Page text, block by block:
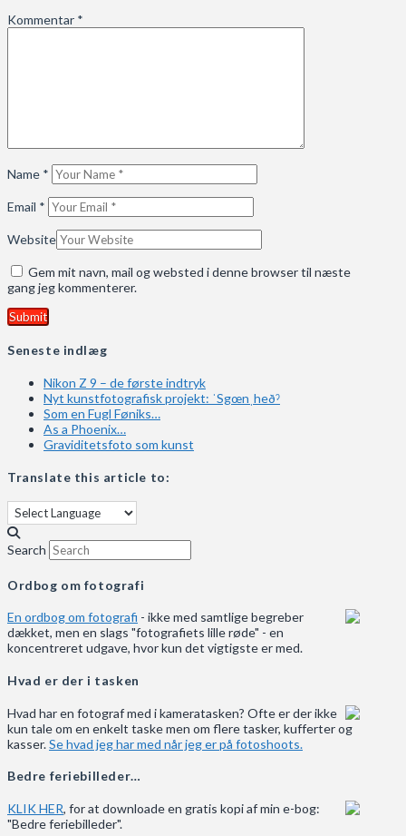
Kommentar *
Name *
Email *
Website
Gem mit navn, mail og websted i denne browser til næste
gang jeg kommenterer.
Seneste indlæg
Nikon Z 9 – de første indtryk
Nyt kunstfotografisk projekt: ˈSgœnˌheðˀ
Som en Fugl Føniks…
As a Phoenix…
Graviditetsfoto som kunst
Translate this article to:
Search
Ordbog om fotografi
En ordbog om fotografi - ikke med samtlige begreber
dækket, men en slags "fotografiets lille røde" - en
koncentreret udgave, hvor kun det vigtigste er med.
Hvad er der i tasken
Hvad har en fotograf med i kameratasken? Ofte er der ikke
kun tale om en enkelt taske men om flere tasker, kufferter og
kasser.Se hvad jeg har med når jeg er på fotoshoots.
Bedre feriebilleder…
KLIK HER, for at downloade en gratis kopi af min e-bog:
"Bedre feriebilleder".